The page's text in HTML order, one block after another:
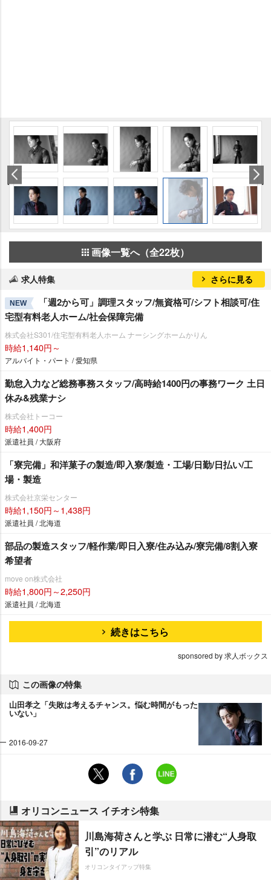
画像一覧へ（全22枚）
求人特集 さらに見る
NEW
「週2から可」調理スタッフ/無資格可/シフト相談可/住
宅型有料老人ホーム/社会保障完備
株式会社S301/住宅型有料老人ホーム ナーシングホームかりん
時給1,140円～
アルバイト・パート / 愛知県
勤怠入力など総務事務スタッフ/高時給1400円の事務ワーク 土日
休み&残業ナシ
株式会社トーコー
時給1,400円
派遣社員 / 大阪府
「寮完備」和洋菓子の製造/即入寮/製造・工場/日勤/日払い/工
場・製造
株式会社京栄センター
時給1,150円～1,438円
派遣社員 / 北海道
部品の製造スタッフ/軽作業/即日入寮/住み込み/寮完備/8割入寮
希望者
move on株式会社
時給1,800円～2,250円
派遣社員 / 北海道
続きはこちら
sponsored by 求人ボックス
この画像の特集
山田孝之「失敗は考えるチャンス。悩む時間がもった
いない」
2016-09-27
オリコンニュース イチオシ特集
川島海荷さんと学ぶ 日常に潜む“人身取
引”のリアル
オリコンタイアップ特集